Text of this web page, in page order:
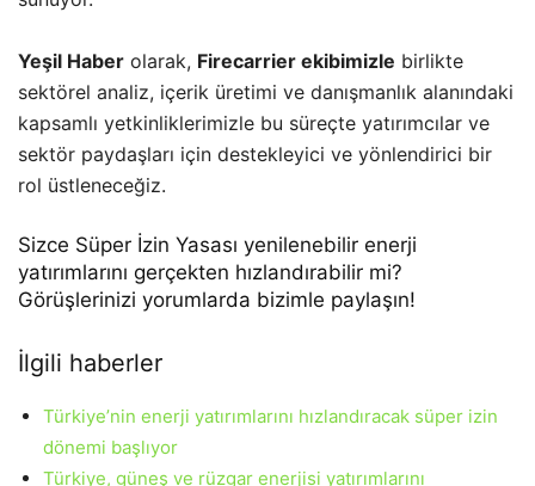
Yeşil Haber olarak, Firecarrier ekibimizle birlikte
sektörel analiz, içerik üretimi ve danışmanlık alanındaki
kapsamlı yetkinliklerimizle bu süreçte yatırımcılar ve
sektör paydaşları için destekleyici ve yönlendirici bir
rol üstleneceğiz.
Sizce Süper İzin Yasası yenilenebilir enerji
yatırımlarını gerçekten hızlandırabilir mi?
Görüşlerinizi yorumlarda bizimle paylaşın!
İlgili haberler
Türkiye’nin enerji yatırımlarını hızlandıracak süper izin
dönemi başlıyor
Türkiye, güneş ve rüzgar enerjisi yatırımlarını